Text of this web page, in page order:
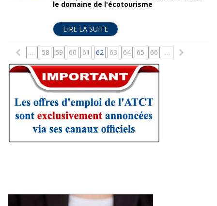
le domaine de l'écotourisme
LIRE LA SUITE
a
g
… 58 59 60 61 62 63 64 65 66 …